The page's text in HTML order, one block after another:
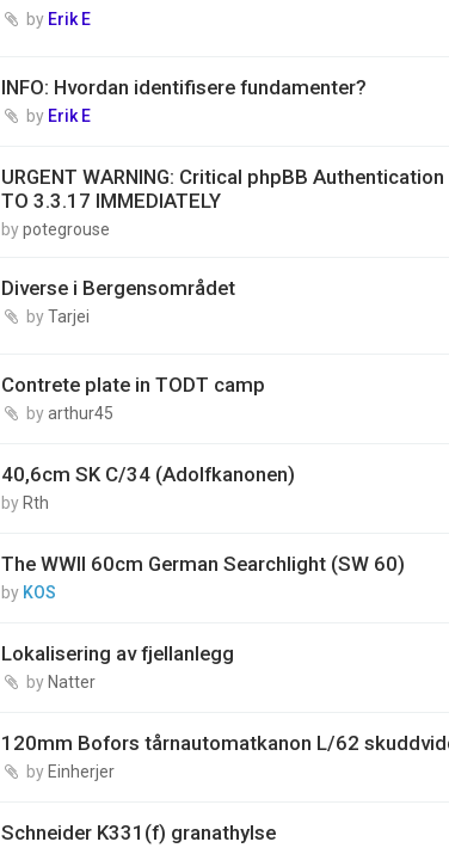
by Erik E
INFO: Hvordan identifisere fundamenter?
by Erik E
URGENT WARNING: Critical phpBB
TO 3.3.17 IMMEDIATELY
bypotegrouse
Diverse i Bergensområdet
byTarjei
Contrete plate in TODT camp
byarthur45
40,6cm SK C/34 (Adolfkanonen)
by Rth
The WWII 60cm German Searchlight (SW 60)
by KOS
Lokalisering av fjellanlegg
by Natter
120mm Bofors tårnautomatkanon L/62
by Einherjer
Schneider K331(f) granathylse